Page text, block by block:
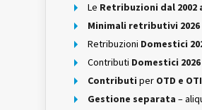
Le Retribuzioni dal 2002
Minimali retributivi 2026
Retribuzioni Domestici
Contributi Domestici 2026
Contributi per OTD e
Gestione separata –